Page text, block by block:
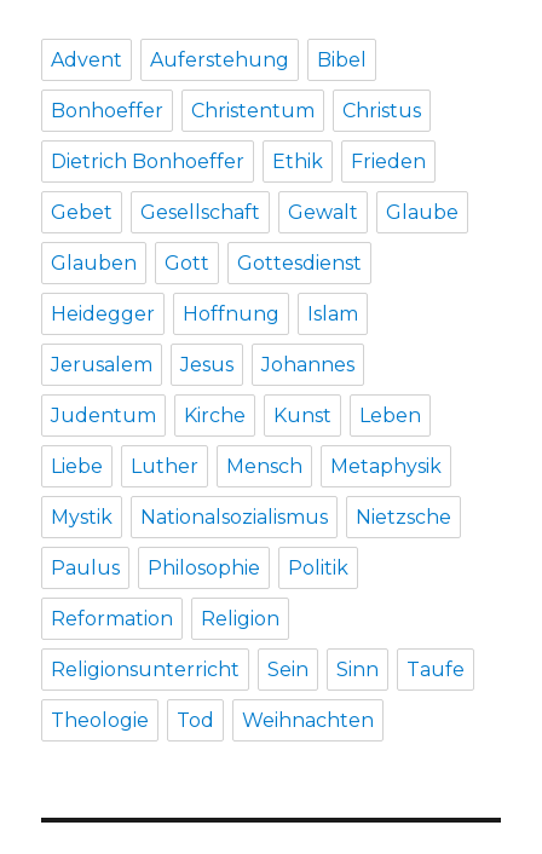
Advent Auferstehung Bibel
Bonhoeffer Christentum Christus
Dietrich Bonhoeffer Ethik Frieden
Gebet Gesellschaft Gewalt Glaube
Glauben Gott Gottesdienst
Heidegger Hoffnung Islam
Jerusalem Jesus Johannes
Judentum Kirche Kunst Leben
Liebe Luther Mensch Metaphysik
Mystik Nationalsozialismus Nietzsche
Paulus Philosophie Politik
Reformation Religion
Religionsunterricht Sein Sinn Taufe
Theologie Tod Weihnachten